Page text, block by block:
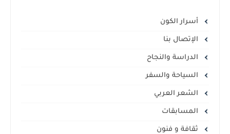
أسرار الكون
الإتصال بنا
الدراسة والنجاح
السياحة والسفر
الشعر العربي
المسابقات
ثقافة و فنون